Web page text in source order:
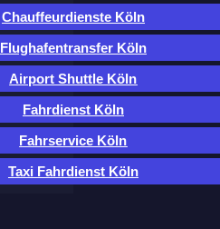
Chauffeurdienste Köln
Flughafentransfer Köln
Airport Shuttle Köln
Fahrdienst Köln
Fahrservice Köln
Taxi Fahrdienst Köln